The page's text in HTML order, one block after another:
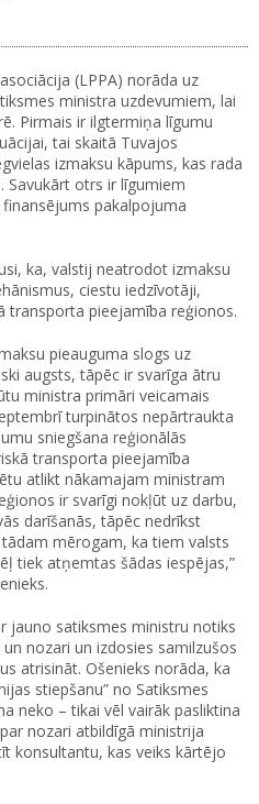
(LPPA) norāda uz
ministra uzdevumiem, lai
Pirmais ir ilgtermiņa līgumu
tai skaitā Tuvajos
izmaksu kāpums, kas rada
Savukārt otrs ir līgumiem
pakalpojuma
ka, valstij neatrodot izmaksu
ciestu iedzīvotāji,
transporta pieejamība reģionos.
pieauguma slogs uz
augsts, tāpēc ir svarīga ātru
ministra primāri veicamais
turpinātos nepārtraukta
sniegšana reģionālās
transporta pieejamība
atlikt nākamajam ministram
ir svarīgi nokļūt uz darbu,
darīšanās, tāpēc nedrīkst
mērogam, ka tiem valsts
tiek atņemtas šādas iespējas,”
jauno satiksmes ministru notiks
nozari un izdosies samilzušos
atrisināt. Ošenieks norāda, ka
stiepšanu” no Satiksmes
neko – tikai vēl vairāk pasliktina
nozari atbildīgā ministrija
konsultantu, kas veiks kārtējo